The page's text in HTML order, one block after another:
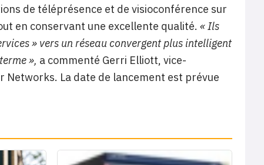
de téléprésence et de visioconférence sur
en conservant une excellente qualité. « Ils
» vers un réseau convergent plus intelligent
», a commenté Gerri Elliott, vice-
Networks. La date de lancement est prévue